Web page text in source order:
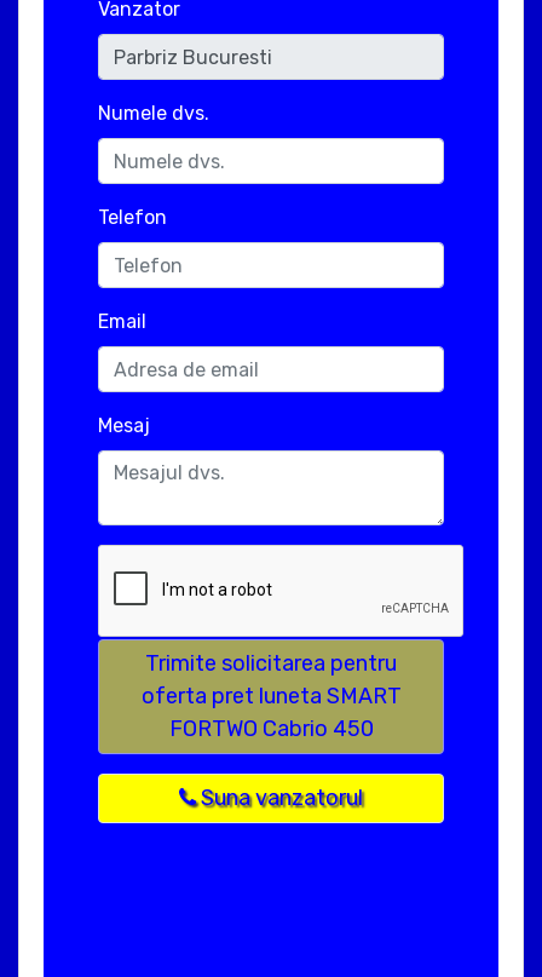
Vanzator
Numele dvs.
Telefon
Email
Mesaj
Trimite solicitarea pentru
oferta pret luneta SMART
FORTWO Cabrio 450
Suna vanzatorul